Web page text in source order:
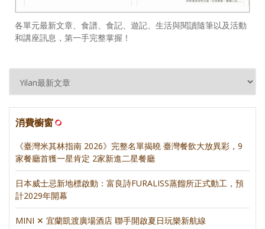
各單元最新文章、食譜、食記、遊記、生活與閱讀隨筆以及活動
和講座訊息，第一手完整掌握！
消費櫥窗
《臺灣米其林指南 2026》完整名單揭曉 臺灣餐飲大放異彩，9
家餐廳首獲一星肯定 2家新進二星餐廳
日本威士忌新地標啟動：富良詩FURALISS蒸餾所正式動工，預
計2029年開幕
MINI ✕ 宜蘭凱渡廣場酒店 聯手開啟夏日玩樂新航線